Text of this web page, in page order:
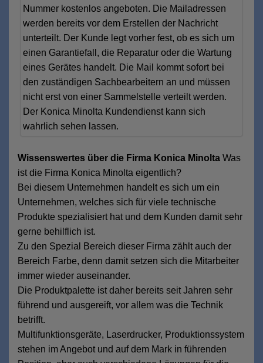
Nummer kostenlos angeboten. Die Mailadressen
werden bereits vor dem Erstellen der Nachricht
unterteilt. Der Kunde legt vorher fest, ob es sich um
einen Garantiefall, die Reparatur oder die Wartung
eines Gerätes handelt. Die Mail kommt sofort bei
den zuständigen Sachbearbeitern an und müssen
nicht erst von einer Sammelstelle verteilt werden.
Der Konica Minolta Kundendienst kann sich
wahrlich sehen lassen.
Wissenswertes über die Firma Konica Minolta Was
ist die Firma Konica Minolta eigentlich?
Bei diesem Unternehmen handelt es sich um ein
Unternehmen, welches sich für viele technische
Produkte spezialisiert hat und dem Kunden damit sehr
gerne behilflich ist.
Zu den Spezial Bereich dieser Firma zählt auch der
Bereich Farbe, denn damit setzen sich die Mitarbeiter
immer wieder auseinander.
Die Produktpalette ist daher bereits seit Jahren sehr
führend und ausgereift, vor allem was die Technik
betrifft.
Multifunktionsgeräte, Laserdrucker, Produktionssystem
stehen im Angebot und auf dem Mark in führenden